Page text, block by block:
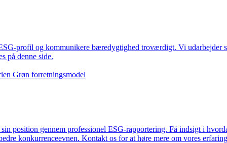
profil og kommunikere bæredygtighed troværdigt. Vi udarbejder
på denne side.
Grøn forretningsmodel
position gennem professionel ESG-rapportering. Få indsigt i
konkurrenceevnen. Kontakt os for at høre mere om vores